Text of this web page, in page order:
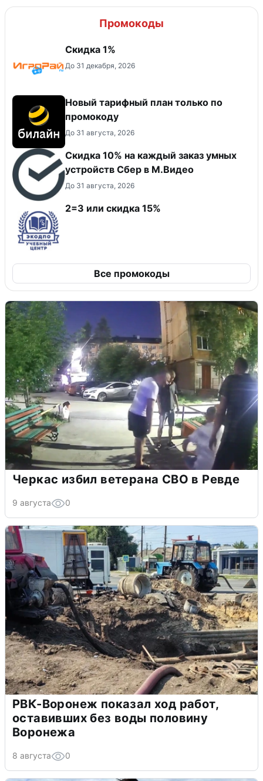
Промокоды
Скидка 1%
До 31 декабря, 2026
Новый тарифный план только по
промокоду
До 31 августа, 2026
Скидка 10% на каждый заказ умных
устройств Сбер в М.Видео
До 31 августа, 2026
2=3 или скидка 15%
Все промокоды
Черкас избил ветерана СВО в Ревде
9 августа 0
РВК-Воронеж показал ход работ,
оставивших без воды половину
Воронежа
8 августа 0